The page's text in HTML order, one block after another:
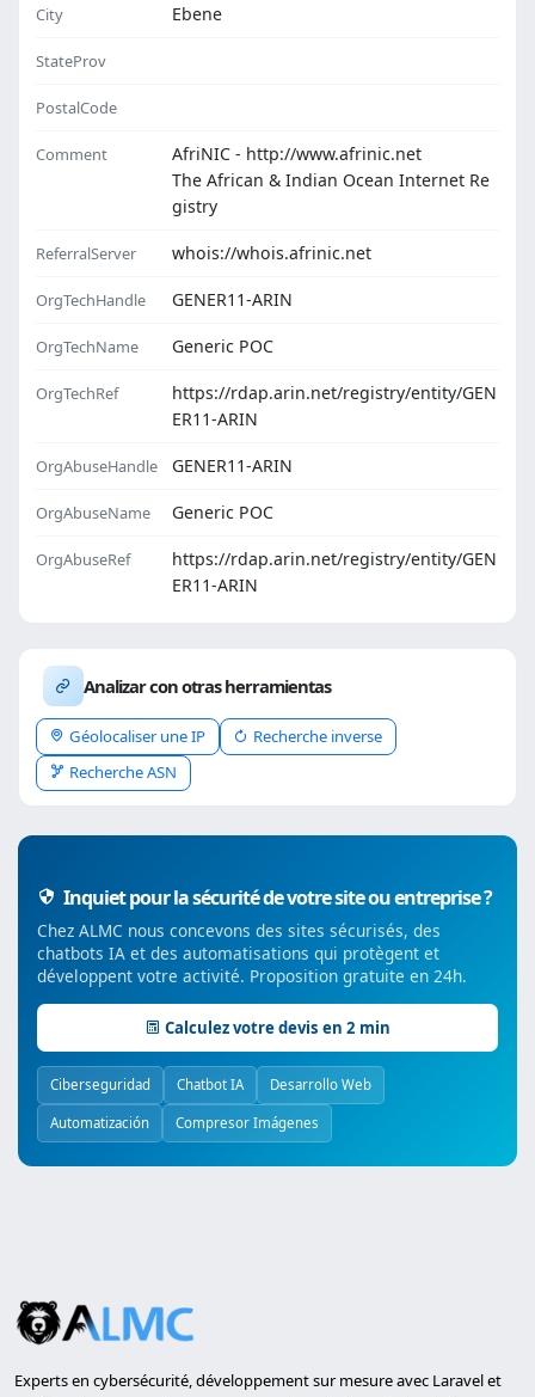
City Ebene
StateProv
PostalCode
Comment
AfriNIC - http://www.afrinic.net
The African & Indian Ocean Internet Re
gistry
ReferralServer whois://whois.afrinic.net
OrgTechHandle GENER11-ARIN
OrgTechName Generic POC
OrgTechRef
https://rdap.arin.net/registry/entity/GEN
ER11-ARIN
OrgAbuseHandle GENER11-ARIN
OrgAbuseName Generic POC
OrgAbuseRef
https://rdap.arin.net/registry/entity/GEN
ER11-ARIN
Analizar con otras herramientas
Géolocaliser une IP
Recherche inverse
Recherche ASN
Inquiet pour la sécurité de votre site ou entreprise ?
Chez ALMC nous concevons des sites sécurisés, des
chatbots IA et des automatisations qui protègent et
développent votre activité. Proposition gratuite en 24h.
Calculez votre devis en 2 min
Ciberseguridad Chatbot IA Desarrollo Web
Automatización Compresor Imágenes
Experts en cybersécurité, développement sur mesure avec Laravel et